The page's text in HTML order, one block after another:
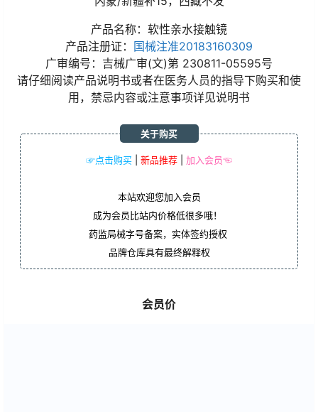
产品名称：软性亲水接触镜
产品注册证： 国械注准20183160309
广审编号：吉械广审(文)第 230811-05595号
请仔细阅读产品说明书或者在医务人员的指导下购买和使
用，禁忌内容或注意事项详见说明书
☞点击购买 新品推荐 加入会员☜
关于购买
本站欢迎您加入会员
成为会员比站内价格低很多哦！
药监局械字号备案，实体签约授权
品牌仓库具有最终解释权
会员价